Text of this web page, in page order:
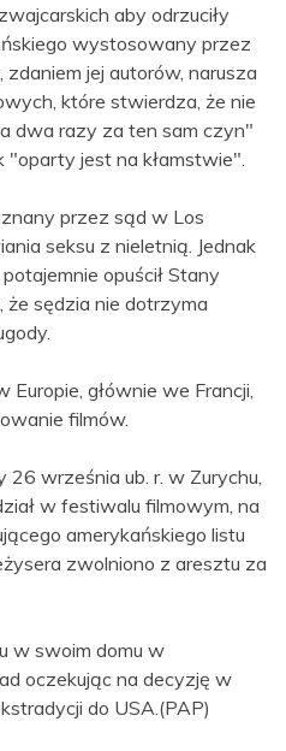
aby odrzuciły
wystosowany przez
jej autorów, narusza
które stwierdza, że nie
dwa razy za ten sam czyn"
jest na kłamstwie".
przez sąd w Los
seksu z nieletnią. Jednak
opuścił Stany
że sędzia nie dotrzyma
głównie we Francji,
filmów.
września ub. r. w Zurychu,
w festiwalu filmowym, na
amerykańskiego listu
zwolniono z aresztu za
w swoim domu w
oczekując na decyzję w
do USA.(PAP)